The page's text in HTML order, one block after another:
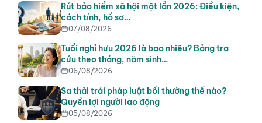
Rút bảo hiểm xã hội một lần 2026: Điều kiện,
cách tính, hồ sơ…
07/08/2026
Tuổi nghỉ hưu 2026 là bao nhiêu? Bảng tra
cứu theo tháng, năm sinh…
06/08/2026
Sa thải trái pháp luật bồi thường thế nào?
Quyền lợi người lao động
05/08/2026